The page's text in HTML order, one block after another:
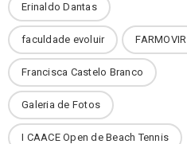
Erinaldo Dantas
faculdade evoluir FARMOVIR
Francisca Castelo Branco
Galeria de Fotos
I CAACE Open de Beach Tennis